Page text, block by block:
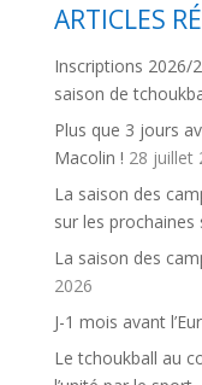
ARTICLES
Inscriptions 2026/
saison de
Plus que 3 jours
Macolin ! 28 juillet
La saison des
sur les prochaines
La saison des
2026
J-1 mois avant
Le tchoukball au